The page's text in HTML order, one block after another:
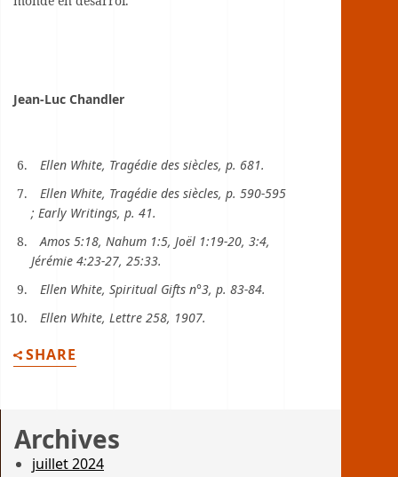
Jean-Luc Chandler
Ellen White, Tragédie des siècles, p. 681.
Ellen White, Tragédie des siècles, p. 590-595
; Early Writings, p. 41.
Amos 5:18, Nahum 1:5, Joël 1:19-20, 3:4,
Jérémie 4:23-27, 25:33.
Ellen White, Spiritual Gifts n°3, p. 83-84.
Ellen White, Lettre 258, 1907.
SHARE
Archives
juillet 2024